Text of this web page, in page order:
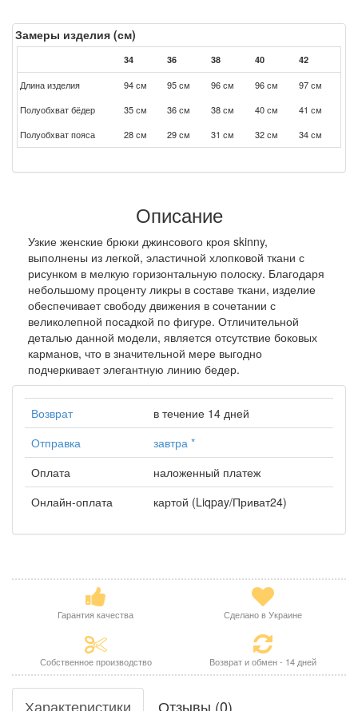
Замеры изделия (см)
34 36 38 40 42
Длина изделия 94 см 95 см 96 см 96 см
97 см
Полуобхват бёдер
35 см 36 см 38 см 40 см
41 см
Полуобхват пояса
28 см 29 см 31 см 32 см 34 см
Описание
Узкие женские брюки джинсового кроя skinny,
выполнены из легкой, эластичной хлопковой ткани с
рисунком в мелкую горизонтальную полоску. Благодаря
небольшому проценту ликры в составе ткани, изделие
обеспечивает свободу движения в сочетании с
великолепной посадкой по фигуре. Отличительной
деталью данной модели, является отсутствие боковых
карманов, что в значительной мере выгодно
подчеркивает элегантную линию бедер.
Возврат
в течение 14 дней
Отправка
завтра *
Оплата
наложенный платеж
Онлайн-оплата
картой (Liqpay/Приват24)
Гарантия качества Сделано в Украине
Собственное производство Возврат и обмен - 14 дней
Характеристики Отзывы (0)